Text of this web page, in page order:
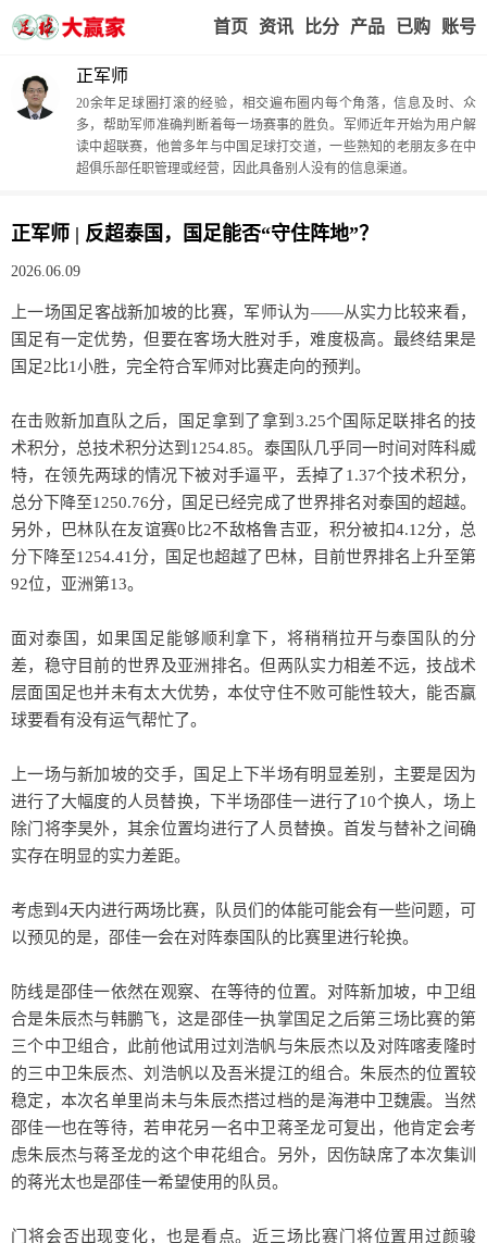
首页 赢家视点赛事比分实战版入口
我的
正军师
20余年足球圈打滚的经验，相交遍布圈内每个角落，信息及时、众
多，帮助军师准确判断着每一场赛事的胜负。军师近年开始为用户解
读中超联赛，他曾多年与中国足球打交道，一些熟知的老朋友多在中
超俱乐部任职管理或经营，因此具备别人没有的信息渠道。
正军师 | 反超泰国，国足能否“守住阵地”？
2026.06.09
上一场国足客战新加坡的比赛，军师认为——从实力比较来看，
国足有一定优势，但要在客场大胜对手，难度极高。最终结果是
国足2比1小胜，完全符合军师对比赛走向的预判。
在击败新加直队之后，国足拿到了拿到3.25个国际足联排名的技
术积分，总技术积分达到1254.85。泰国队几乎同一时间对阵科威
特，在领先两球的情况下被对手逼平，丢掉了1.37个技术积分，
总分下降至1250.76分，国足已经完成了世界排名对泰国的超越。
另外，巴林队在友谊赛0比2不敌格鲁吉亚，积分被扣4.12分，总
分下降至1254.41分，国足也超越了巴林，目前世界排名上升至第
92位，亚洲第13。
面对泰国，如果国足能够顺利拿下，将稍稍拉开与泰国队的分
差，稳守目前的世界及亚洲排名。但两队实力相差不远，技战术
层面国足也并未有太大优势，本仗守住不败可能性较大，能否赢
球要看有没有运气帮忙了。
上一场与新加坡的交手，国足上下半场有明显差别，主要是因为
进行了大幅度的人员替换，下半场邵佳一进行了10个换人，场上
除门将李昊外，其余位置均进行了人员替换。首发与替补之间确
实存在明显的实力差距。
考虑到4天内进行两场比赛，队员们的体能可能会有一些问题，可
以预见的是，邵佳一会在对阵泰国队的比赛里进行轮换。
防线是邵佳一依然在观察、在等待的位置。对阵新加坡，中卫组
合是朱辰杰与韩鹏飞，这是邵佳一执掌国足之后第三场比赛的第
三个中卫组合，此前他试用过刘浩帆与朱辰杰以及对阵喀麦隆时
的三中卫朱辰杰、刘浩帆以及吾米提江的组合。朱辰杰的位置较
稳定，本次名单里尚未与朱辰杰搭过档的是海港中卫魏震。当然
邵佳一也在等待，若申花另一名中卫蒋圣龙可复出，他肯定会考
虑朱辰杰与蒋圣龙的这个申花组合。另外，因伤缺席了本次集训
的蒋光太也是邵佳一希望使用的队员。
门将会否出现变化，也是看点。近三场比赛门将位置用过颜骏